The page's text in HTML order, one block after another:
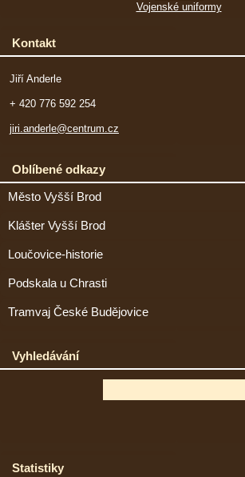
Vojenské uniformy
Kontakt
Jiří Anderle
+ 420 776 592 254
jiri.anderle@centrum.cz
Oblíbené odkazy
Město Vyšší Brod
Klášter Vyšší Brod
Loučovice-historie
Podskala u Chrasti
Tramvaj České Budějovice
Vyhledávání
Statistiky